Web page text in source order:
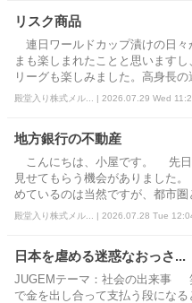
リスク商品
連日ワールドカップ漬けの日々
まも楽しまれたことと思います
リーグも楽しみました。高身長の
殿堂入り株式メル... | 2026.07.29 Wed
地方銀行の不動産
こんにちは、小屋です。 先日
見せてもらう機会がありました
めているのは当然ですが、都市圏
殿堂入り株式メル... | 2026.07.28 Tue
日本を虐める迷惑なおっさ...
JUGEMテーマ：社会の出来事
で金を出し合って支払う段にな